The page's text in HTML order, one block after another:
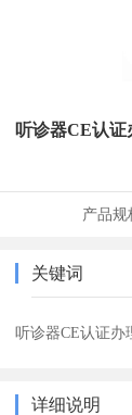
听诊器CE认
产品规
关键词
听诊器CE认证办
详细说明